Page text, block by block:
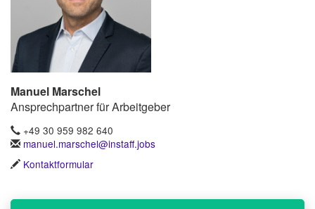
Manuel Marschel
Ansprechpartner für Arbeitgeber
+49 30 959 982 640
manuel.marschel@instaff.jobs
Kontaktformular